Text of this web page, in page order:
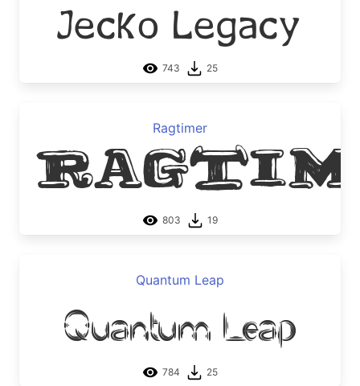
Jecko Legacy
743 25
Ragtimer
803 19
Quantum Leap
Quantum Leap
784 25